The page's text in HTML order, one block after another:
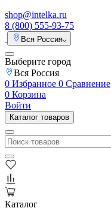
shop@intelka.ru
8 (800) 555-93-75
Вся Россия
Выберите город
Вся Россия
0 Избранное 0 Сравнение
0 Корзина
Войти
Каталог товаров
Каталог